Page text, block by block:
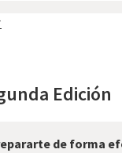
Edición
de forma